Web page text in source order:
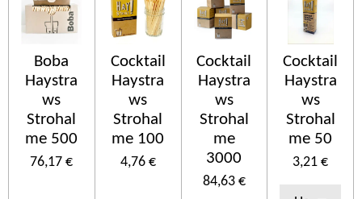
Boba
Haystra
ws
Strohal
me 500
76,17 €
Cocktail
Haystra
ws
Strohal
me 100
4,76 €
Cocktail
Haystra
ws
Strohal
me
3000
84,63 €
Cocktail
Haystra
ws
Strohal
me 50
3,21 €